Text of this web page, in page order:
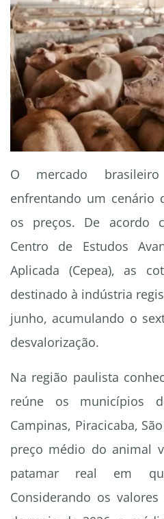
O mercado
enfrentando um cenário
os preços. De acordo
Centro de Estudos
Aplicada (Cepea), as
destinado à indústria
junho, acumulando o
desvalorização.
Na região paulista
reúne os municípios
Campinas, Piracicaba,
preço médio do animal
patamar real em
Considerando os